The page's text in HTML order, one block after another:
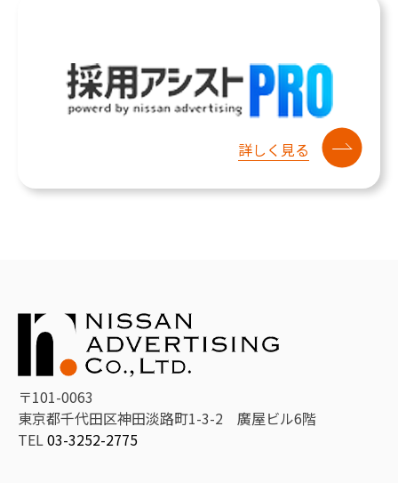
詳しく見る
〒101-0063
東京都千代田区神田淡路町1-3-2 廣屋ビル6階
TEL03-3252-2775